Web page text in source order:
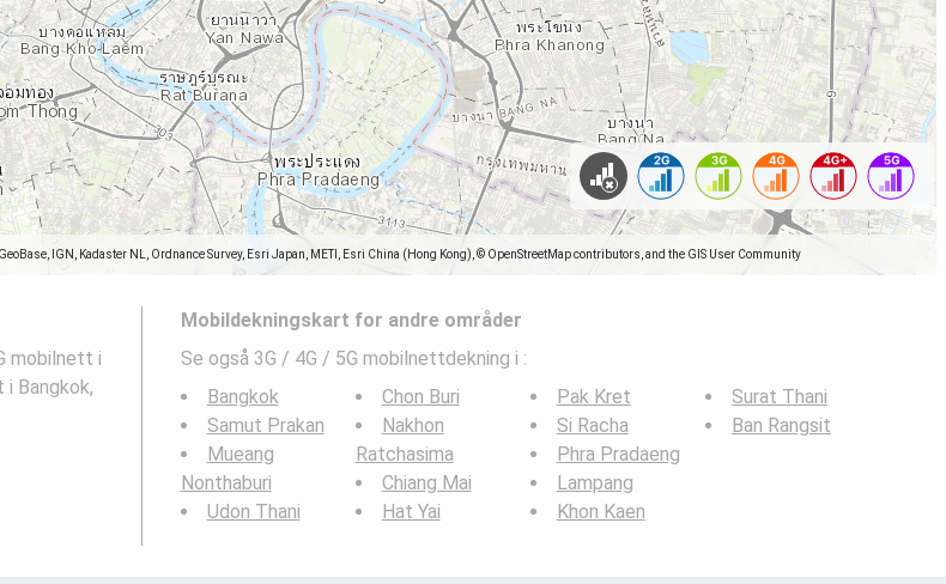
IGN, Kadaster NL, Ordnance Survey, Esri Japan, METI, Esri China (Hong Kong), © OpenStreetMap contributors, and the GIS User Community
mobilnett i
Bangkok,
Mobildekningskart for andre områder
Se også 3G / 4G / 5G mobilnettdekning i :
Bangkok
Samut Prakan
Mueang
Nonthaburi
Udon Thani
Chon Buri
Nakhon
Ratchasima
Chiang Mai
Hat Yai
Pak Kret
Si Racha
Phra Pradaeng
Lampang
Khon Kaen
Surat Thani
Ban Rangsit